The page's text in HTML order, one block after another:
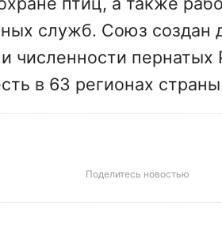
служб. Союз создан
численности
в 63 регионах
Поделитесь новостью